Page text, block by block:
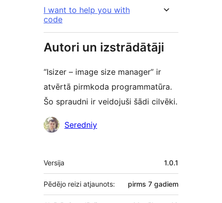
I want to help you with
code
Autori un izstrādātāji
“Isizer – image size manager” ir
atvērtā pirmkoda programmatūra.
Šo spraudni ir veidojuši šādi cilvēki.
Līdzdalībnieki
Seredniy
Meta
Versija 1.0.1
Pēdējo reizi atjaunots: pirms 7 gadiem